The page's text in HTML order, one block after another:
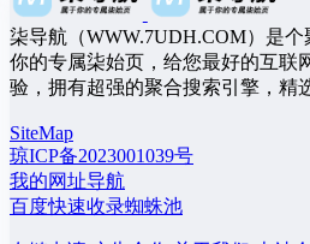
柒导航（WWW.7UDH.COM）是
你的专属柒始页，给您最好的互联
验，拥有超强的聚合搜索引擎，精
SiteMap
琼ICP备2023001039号
我的网址导航
百度快速收录蜘蛛池